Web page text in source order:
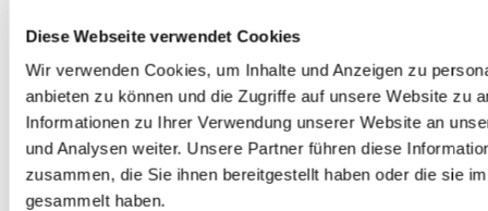
Diese Webseite verwendet Cookies
Wir verwenden Cookies, um Inhalte und Anzeigen zu
anbieten zu können und die Zugriffe auf unsere Website zu
Informationen zu Ihrer Verwendung unserer Website an
und Analysen weiter. Unsere Partner führen diese
zusammen, die Sie ihnen bereitgestellt haben oder die sie
gesammelt haben.
Radlagern & Naben
0Produkte verfügbar
Räder und Zubehör
0Produkte verfügbar
Spurverbreiterungen
0Produkte verfügbar
Radmuttern
0Produkte verfügbar